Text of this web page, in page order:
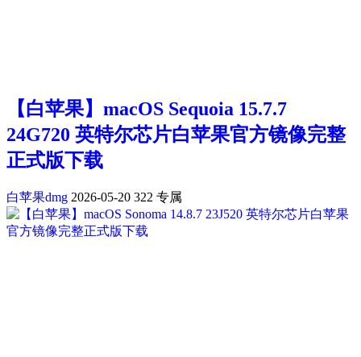
【白苹果】macOS Sequoia 15.7.7
24G720 英特尔芯片白苹果官方镜像完整
正式版下载
白苹果dmg 2026-05-20 322 专属